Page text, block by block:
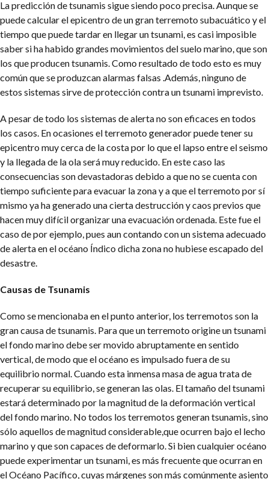
La predicción de tsunamis sigue siendo poco precisa. Aunque se
puede calcular el epicentro de un gran terremoto subacuático y el
tiempo que puede tardar en llegar un tsunami, es casi imposible
saber si ha habido grandes movimientos del suelo marino, que son
los que producen tsunamis. Como resultado de todo esto es muy
común que se produzcan alarmas falsas .Además, ninguno de
estos sistemas sirve de protección contra un tsunami imprevisto.
A pesar de todo los sistemas de alerta no son eficaces en todos
los casos. En ocasiones el terremoto generador puede tener su
epicentro muy cerca de la costa por lo que el lapso entre el seismo
y la llegada de la ola será muy reducido. En este caso las
consecuencias son devastadoras debido a que no se cuenta con
tiempo suficiente para evacuar la zona y a que el terremoto por sí
mismo ya ha generado una cierta destrucción y caos previos que
hacen muy difícil organizar una evacuación ordenada. Este fue el
caso de por ejemplo, pues aun contando con un sistema adecuado
de alerta en el océano Índico dicha zona no hubiese escapado del
desastre.
Causas de Tsunamis
Como se mencionaba en el punto anterior, los terremotos son la
gran causa de tsunamis. Para que un terremoto origine un tsunami
el fondo marino debe ser movido abruptamente en sentido
vertical, de modo que el océano es impulsado fuera de su
equilibrio normal. Cuando esta inmensa masa de agua trata de
recuperar su equilibrio, se generan las olas. El tamaño del tsunami
estará determinado por la magnitud de la deformación vertical
del fondo marino. No todos los terremotos generan tsunamis, sino
sólo aquellos de magnitud considerable,que ocurren bajo el lecho
marino y que son capaces de deformarlo. Si bien cualquier océano
puede experimentar un tsunami, es más frecuente que ocurran en
el Océano Pacífico, cuyas márgenes son más comúnmente asiento